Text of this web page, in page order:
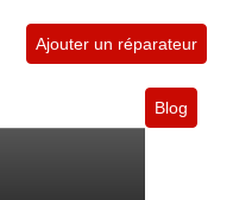
Ajouter un réparateur
Blog